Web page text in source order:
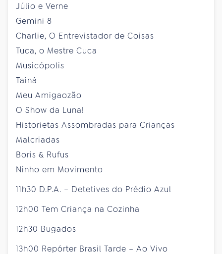
Júlio e Verne
Gemini 8
Charlie, O Entrevistador de Coisas
Tuca, o Mestre Cuca
Musicópolis
Tainá
Meu Amigaozão
O Show da Luna!
Historietas Assombradas para Crianças
Malcriadas
Boris & Rufus
Ninho em Movimento
11h30 D.P.A. – Detetives do Prédio Azul
12h00 Tem Criança na Cozinha
12h30 Bugados
13h00 Repórter Brasil Tarde – Ao Vivo